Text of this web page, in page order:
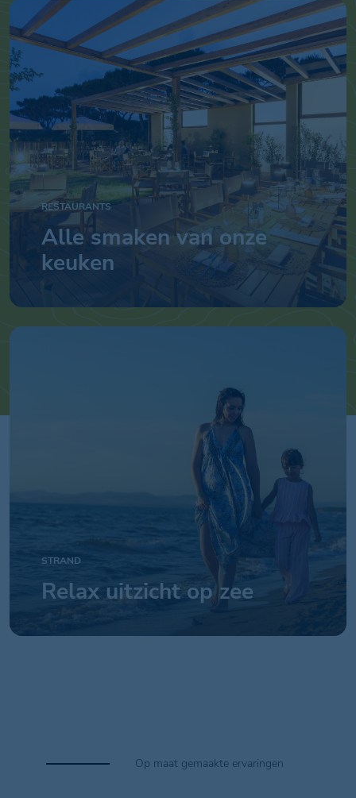
RESTAURANTS
Alle smaken van onze
keuken
STRAND
Relax uitzicht op zee
Op maat gemaakte ervaringen